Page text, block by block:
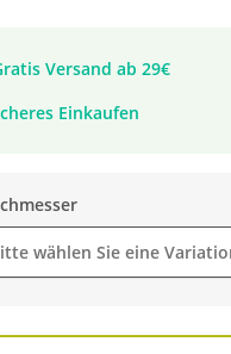
Versand ab 29€
Einkaufen
wählen Sie eine